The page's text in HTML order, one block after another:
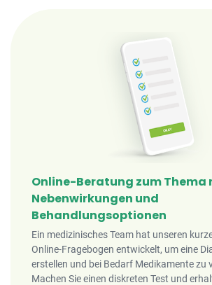
Online-Beratung zum Thema
Nebenwirkungen und
Behandlungsoptionen
Ein medizinisches Team hat unseren
Online-Fragebogen entwickelt, um eine
erstellen und bei Bedarf Medikamente zu
Machen Sie einen diskreten Test und